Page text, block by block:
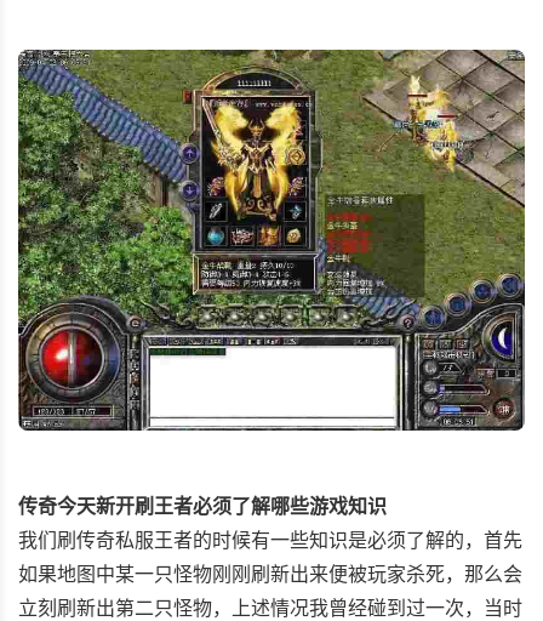
传奇今天新开刷王者必须了解哪些游戏知识
我们刷传奇私服王者的时候有一些知识是必须了解的，首先
如果地图中某一只怪物刚刚刷新出来便被玩家杀死，那么会
立刻刷新出第二只怪物，上述情况我曾经碰到过一次，当时